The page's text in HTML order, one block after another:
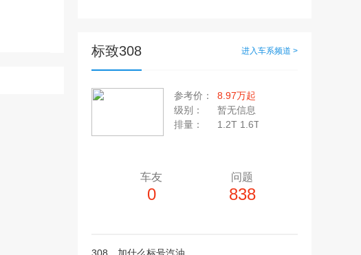
标致308 进入车系频道 >
参考价：
8.97万起
级别：
暂无信息
排量：
1.2T 1.6T
车友
0
问题
838
上传视频最多10个，单个视频小于200M